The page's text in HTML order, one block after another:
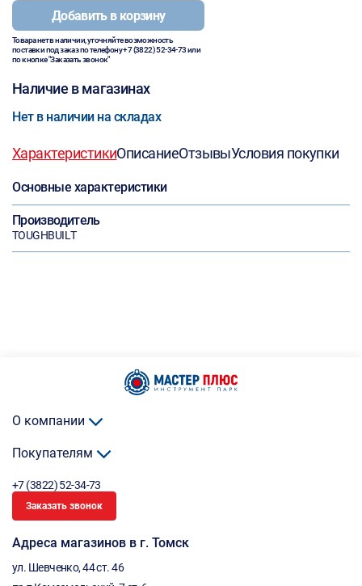
Добавить в корзину
Товара нет в наличии, уточняйте возможность
поставки под заказ по телефону+7 (3822) 52-34-73или
по кнопке "Заказать звонок"
Наличие в магазинах
Нет в наличии на складах
ХарактеристикиОписаниеОтзывыУсловия покупки
Основные характеристики
Производитель
TOUGHBUILТ
О компании
Покупателям
+7 (3822) 52-34-73
Заказать звонок
Адреса магазинов в г. Томск
ул. Шевченко, 44 ст. 46